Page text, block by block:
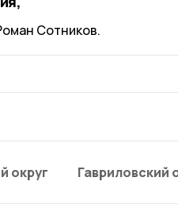
Сотников.
округ Гавриловский